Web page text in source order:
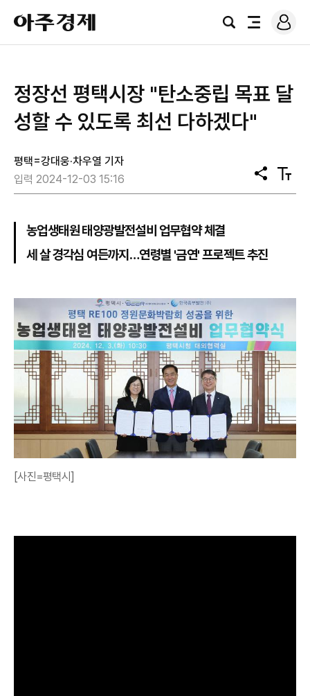
아
주
경
검
전
로
그
정장선 평택시장 "탄소중립 목표 달
성할 수 있도록 최선 다하겠다"
평택=강대웅·차우열 기자
입력 2024-12-03 15:16
공
유
텍
스
농업생태원 태양광발전설비 업무협약 체결
세 살 경각심 여든까지…연령별 '금연' 프로젝트 추진
[사진=평택시]